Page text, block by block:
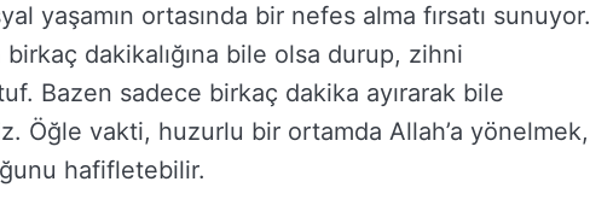
yaşamın ortasında bir nefes alma fırsatı sunuyor.
dakikalığına bile olsa durup, zihni
Bazen sadece birkaç dakika ayırarak bile
Öğle vakti, huzurlu bir ortamda Allah’a yönelmek,
hafifletebilir.